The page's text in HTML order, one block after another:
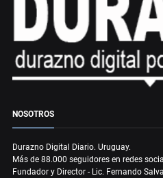
NOSOTROS
Durazno Digital Diario. Uruguay.
Más de 88.000 seguidores en redes
Fundador y Director - Lic. Fernando